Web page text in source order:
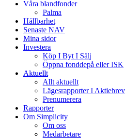
Våra blandfonder
Palma
Hållbarhet
Senaste NAV
Mina sidor
Investera
Köp I Byt I Sälj
Öppna fonddepå eller ISK
Aktuellt
Allt aktuellt
Lägesrapporter I
Prenumerera
Rapporter
Om Simplicity
Om oss
Medarbetare